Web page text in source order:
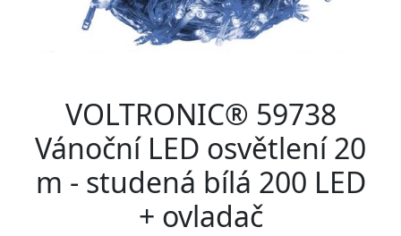
VOLTRONIC® 59738
Vánoční LED osvětlení 20
m - studená bílá 200 LED
+ ovladač